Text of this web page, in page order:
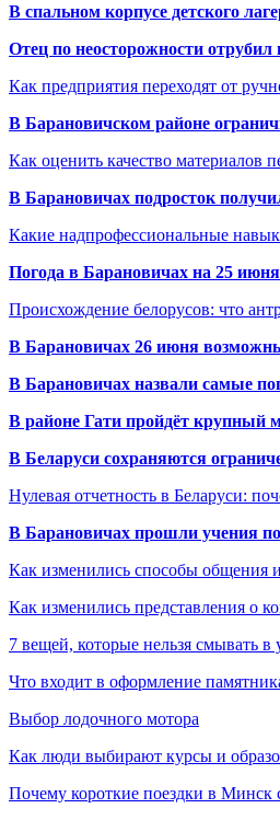
В спальном корпусе детского
Отец по неосторожности
Как предприятия переходят от
В Барановичском районе
Как оценить качество материалов
В Барановичах подросток
Какие надпрофессиональные
Погода в Барановичах на 25
Происхождение белорусов: что
В Барановичах 26 июня
В Барановичах назвали самые
В районе Гати пройдёт крупный
В Беларуси сохраняются
Нулевая отчетность в Беларуси:
В Барановичах прошли учения
Как изменились способы общения
Как изменились представления о
7 вещей, которые нельзя смывать в
Что входит в оформление
Выбор лодочного мотора
Как люди выбирают курсы и
Почему короткие поездки в Минск